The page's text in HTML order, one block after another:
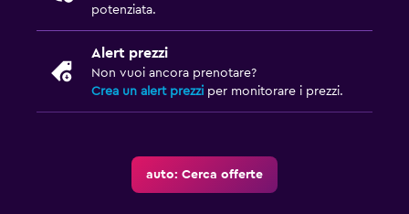
potenziata.
Alert prezzi
Non vuoi ancora prenotare?
Crea un alert prezzi per monitorare i prezzi.
auto: Cerca offerte